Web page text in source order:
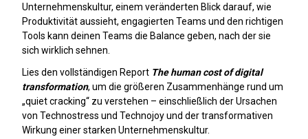
Unternehmenskultur, einem veränderten Blick darauf, wie
Produktivität aussieht, engagierten Teams und den richtigen
Tools kann deinen Teams die Balance geben, nach der sie
sich wirklich sehnen.
Lies den vollständigen Report The human cost of digital
transformation, um die größeren Zusammenhänge rund um
„quiet cracking“ zu verstehen – einschließlich der Ursachen
von Technostress und Technojoy und der transformativen
Wirkung einer starken Unternehmenskultur.